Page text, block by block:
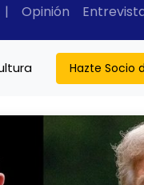
| Opinión
Hazte Socio